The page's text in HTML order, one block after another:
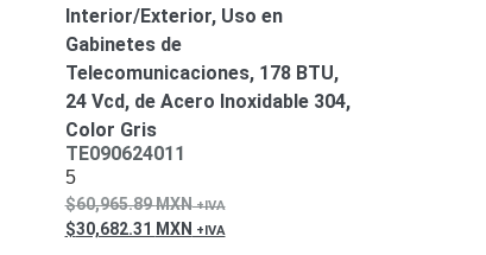
Interior/Exterior, Uso en
Gabinetes de
Telecomunicaciones, 178 BTU,
24 Vcd, de Acero Inoxidable 304,
Color Gris
TE090624011
5
60,965.89MXN
30,682.31 MXN